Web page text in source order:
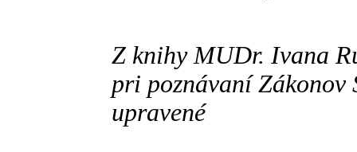
Z knihy MUDr. Ivana
pri poznávaní Zákonov
upravené